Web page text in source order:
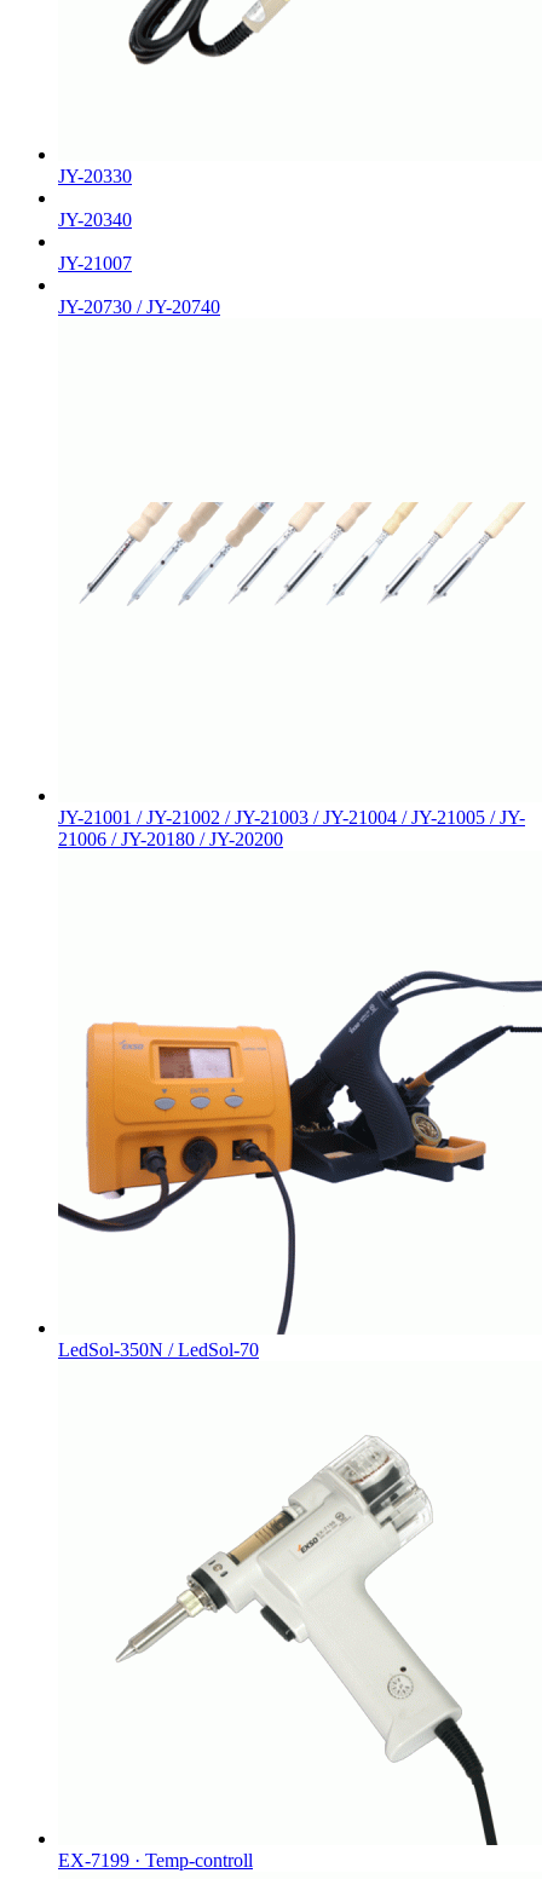
JY-20330
JY-20340
JY-21007
JY-20730 / JY-20740
JY-21001 / JY-21002 / JY-21003 / JY-21004 / JY-21005 / JY-
21006 / JY-20180 / JY-20200
LedSol-350N / LedSol-70
EX-7199 · Temp-controll